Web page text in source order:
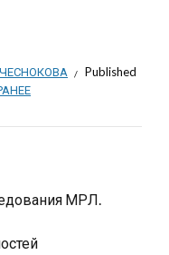
Published
МРЛ.